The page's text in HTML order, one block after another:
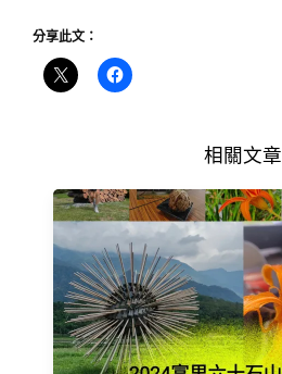
分享此文：
相關文章